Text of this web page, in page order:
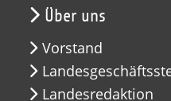
Über uns
Vorstand
Landesredaktion